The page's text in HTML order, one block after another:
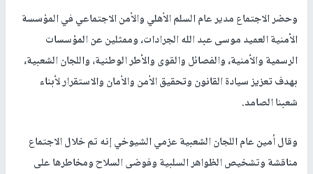
وحضر الاجتماع مدير عام السلم الأهلي والأمن الاجتماعي في المؤسسة
الأمنية العميد موسى عبد الله الجرادات، وممثلين عن المؤسسات
الرسمية والأمنية، والفصائل والقوى والأطر الوطنية، واللجان الشعبية،
بهدف تعزيز سيادة القانون وتحقيق الأمن والأمان والاستقرار لأبناء
شعبنا الصامد.
وقال أمين عام اللجان الشعبية عزمي الشيوخي إنه تم خلال الاجتماع
مناقشة وتشخيص الظواهر السلبية وفوضى السلاح ومخاطرها على